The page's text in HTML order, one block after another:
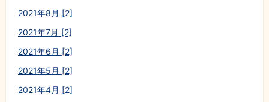
2021年8月 [2]
2021年7月 [2]
2021年6月 [2]
2021年5月 [2]
2021年4月 [2]